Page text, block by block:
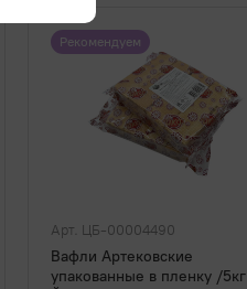
Рекомендуем
Арт. ЦБ-00004490
Вафли Артековские
упакованные в пленку /5кг